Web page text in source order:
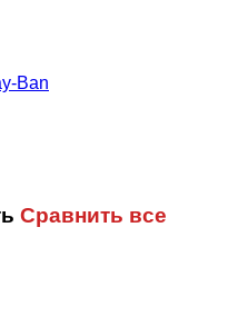
Ban
Сравнить все